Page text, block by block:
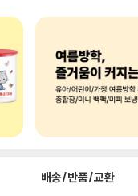
배송/반품/교환